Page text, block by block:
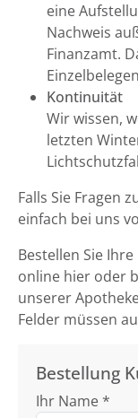
eine
Nachweis
Finanzamt.
Kontinuität
Wir wissen,
letzten
Falls Sie Fragen
einfach bei uns
Bestellen Sie
online hier oder
unserer
Felder müssen
Bestellung
Ihr Name *